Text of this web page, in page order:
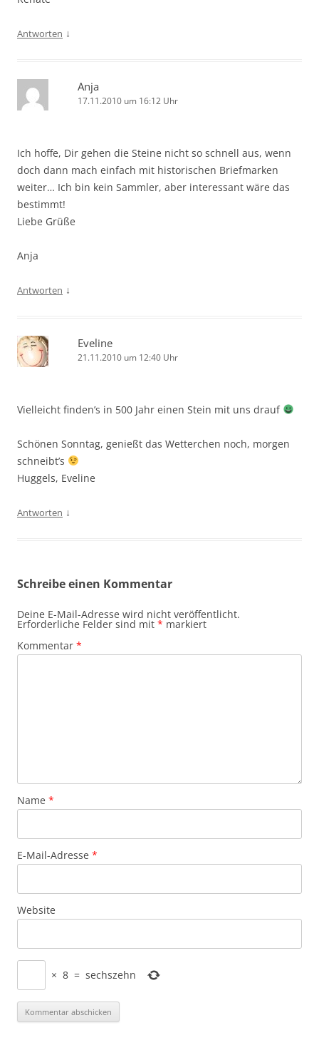
Antworten ↓
Anja
17.11.2010 um 16:12 Uhr
Ich hoffe, Dir gehen die Steine nicht so schnell aus, wenn
doch dann mach einfach mit historischen Briefmarken
weiter… Ich bin kein Sammler, aber interessant wäre das
bestimmt!
Liebe Grüße
Anja
Antworten ↓
Eveline
21.11.2010 um 12:40 Uhr
Vielleicht finden’s in 500 Jahr einen Stein mit uns drauf
Schönen Sonntag, genießt das Wetterchen noch, morgen
schneibt’s
Huggels, Eveline
Antworten ↓
Schreibe einen Kommentar
Deine E-Mail-Adresse wird nicht veröffentlicht.
Erforderliche Felder sind mit * markiert
Kommentar *
Name *
E-Mail-Adresse *
Website
× 8 = sechszehn